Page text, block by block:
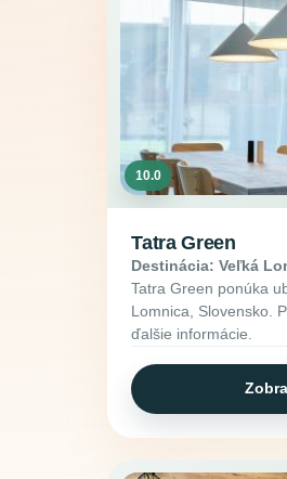
10.0
Tatra Green
Destinácia: Veľká
Tatra Green ponúka
Lomnica, Slovensko.
ďalšie informácie.